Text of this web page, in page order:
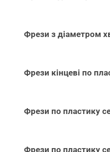
Фрези з діаметром
Фрези кінцеві по
Фрези по пластику
Фрези по пластику